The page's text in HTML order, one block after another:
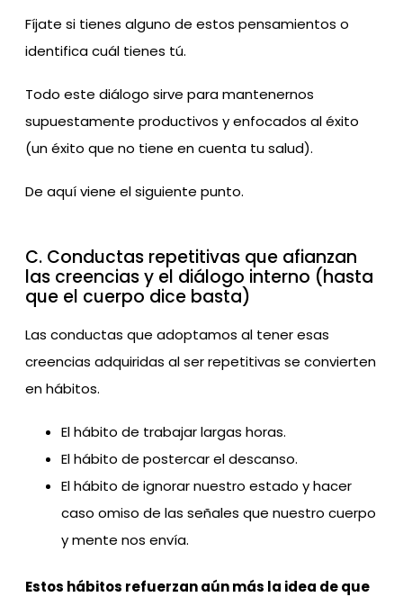
Fíjate si tienes alguno de estos pensamientos o
identifica cuál tienes tú.
Todo este diálogo sirve para mantenernos
supuestamente productivos y enfocados al éxito
(un éxito que no tiene en cuenta tu salud).
De aquí viene el siguiente punto.
C. Conductas repetitivas que afianzan
las creencias y el diálogo interno (hasta
que el cuerpo dice basta)
Las conductas que adoptamos al tener esas
creencias adquiridas al ser repetitivas se convierten
en hábitos.
El hábito de trabajar largas horas.
El hábito de postercar el descanso.
El hábito de ignorar nuestro estado y hacer
caso omiso de las señales que nuestro cuerpo
y mente nos envía.
Estos hábitos refuerzan aún más la idea de que